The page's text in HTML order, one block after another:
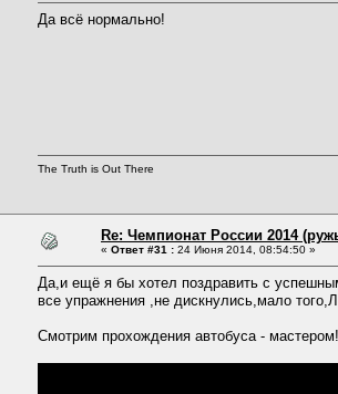
Да всё нормально!
The Truth is Out There
Re: Чемпионат России 2014
« Ответ #31 : 24 Июня 2014, 08:54:50 »
Да,и ещё я бы хотел поздравить с
все упражнения ,не дискнулись,мало
Смотрим прохождения автобуса - мастером!